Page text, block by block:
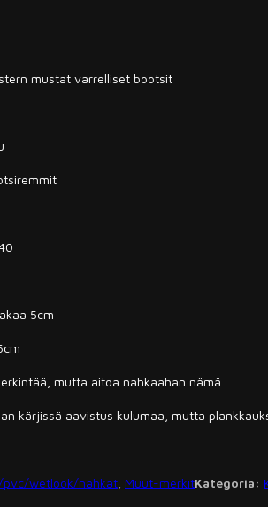
mustat varrelliset bootsit
5cm
mutta aitoa nahkaahan nämä
kärjissä aavistus kulumaa, mutta
pvc/wetlook/nahkat Muut-merkitKategoria: